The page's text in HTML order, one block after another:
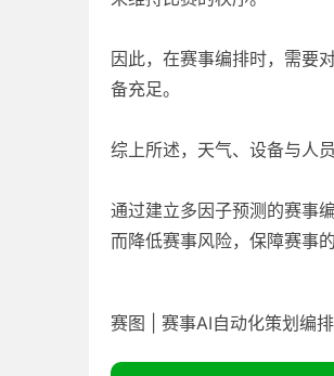
因此，在赛事编排时，需要
备充足。
综上所述，天气、设备与人
通过建立多因子预测的赛事
而降低赛事风险，保障赛事的
赛图 | 赛事AI自动化策划编排